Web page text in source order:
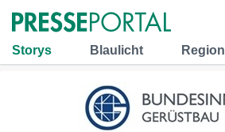
Storys Blaulicht